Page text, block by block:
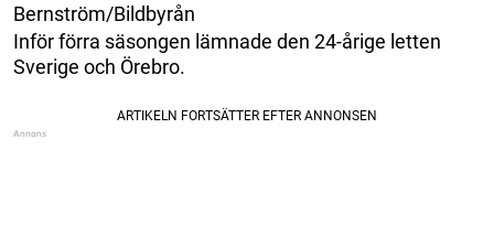
Bernström/Bildbyrån
Inför förra säsongen lämnade den 24-årige letten
Sverige och Örebro.